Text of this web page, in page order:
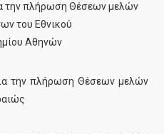
την πλήρωση Θέσεων μελών
του Εθνικού
Αθηνών
την πλήρωση Θέσεων μελών